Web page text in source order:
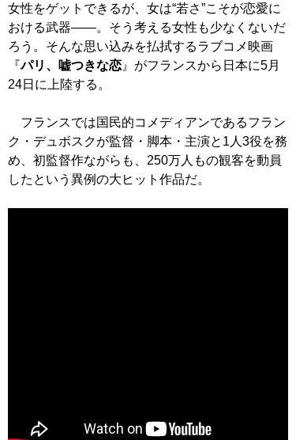
女性をゲットできるが、女は“若さ”こそが恋愛に
おける武器――。そう考える女性も少なくないだ
ろう。そんな思い込みを払拭するラブコメ映画
『パリ、嘘つきな恋 』がフランスから日本に5月
24日に上陸する。
フランスでは国民的コメディアンであるフラン
ク・デュボスクが監督・脚本・主演と1人3役を務
め、初監督作ながらも、250万人もの観客を動員
したという異例の大ヒット作品だ。